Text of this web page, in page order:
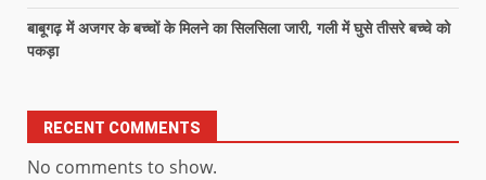
बाबूगढ़ में अजगर के बच्चों के मिलने का सिलसिला जारी, गली में घुसे तीसरे बच्चे को
पकड़ा
RECENT COMMENTS
No comments to show.